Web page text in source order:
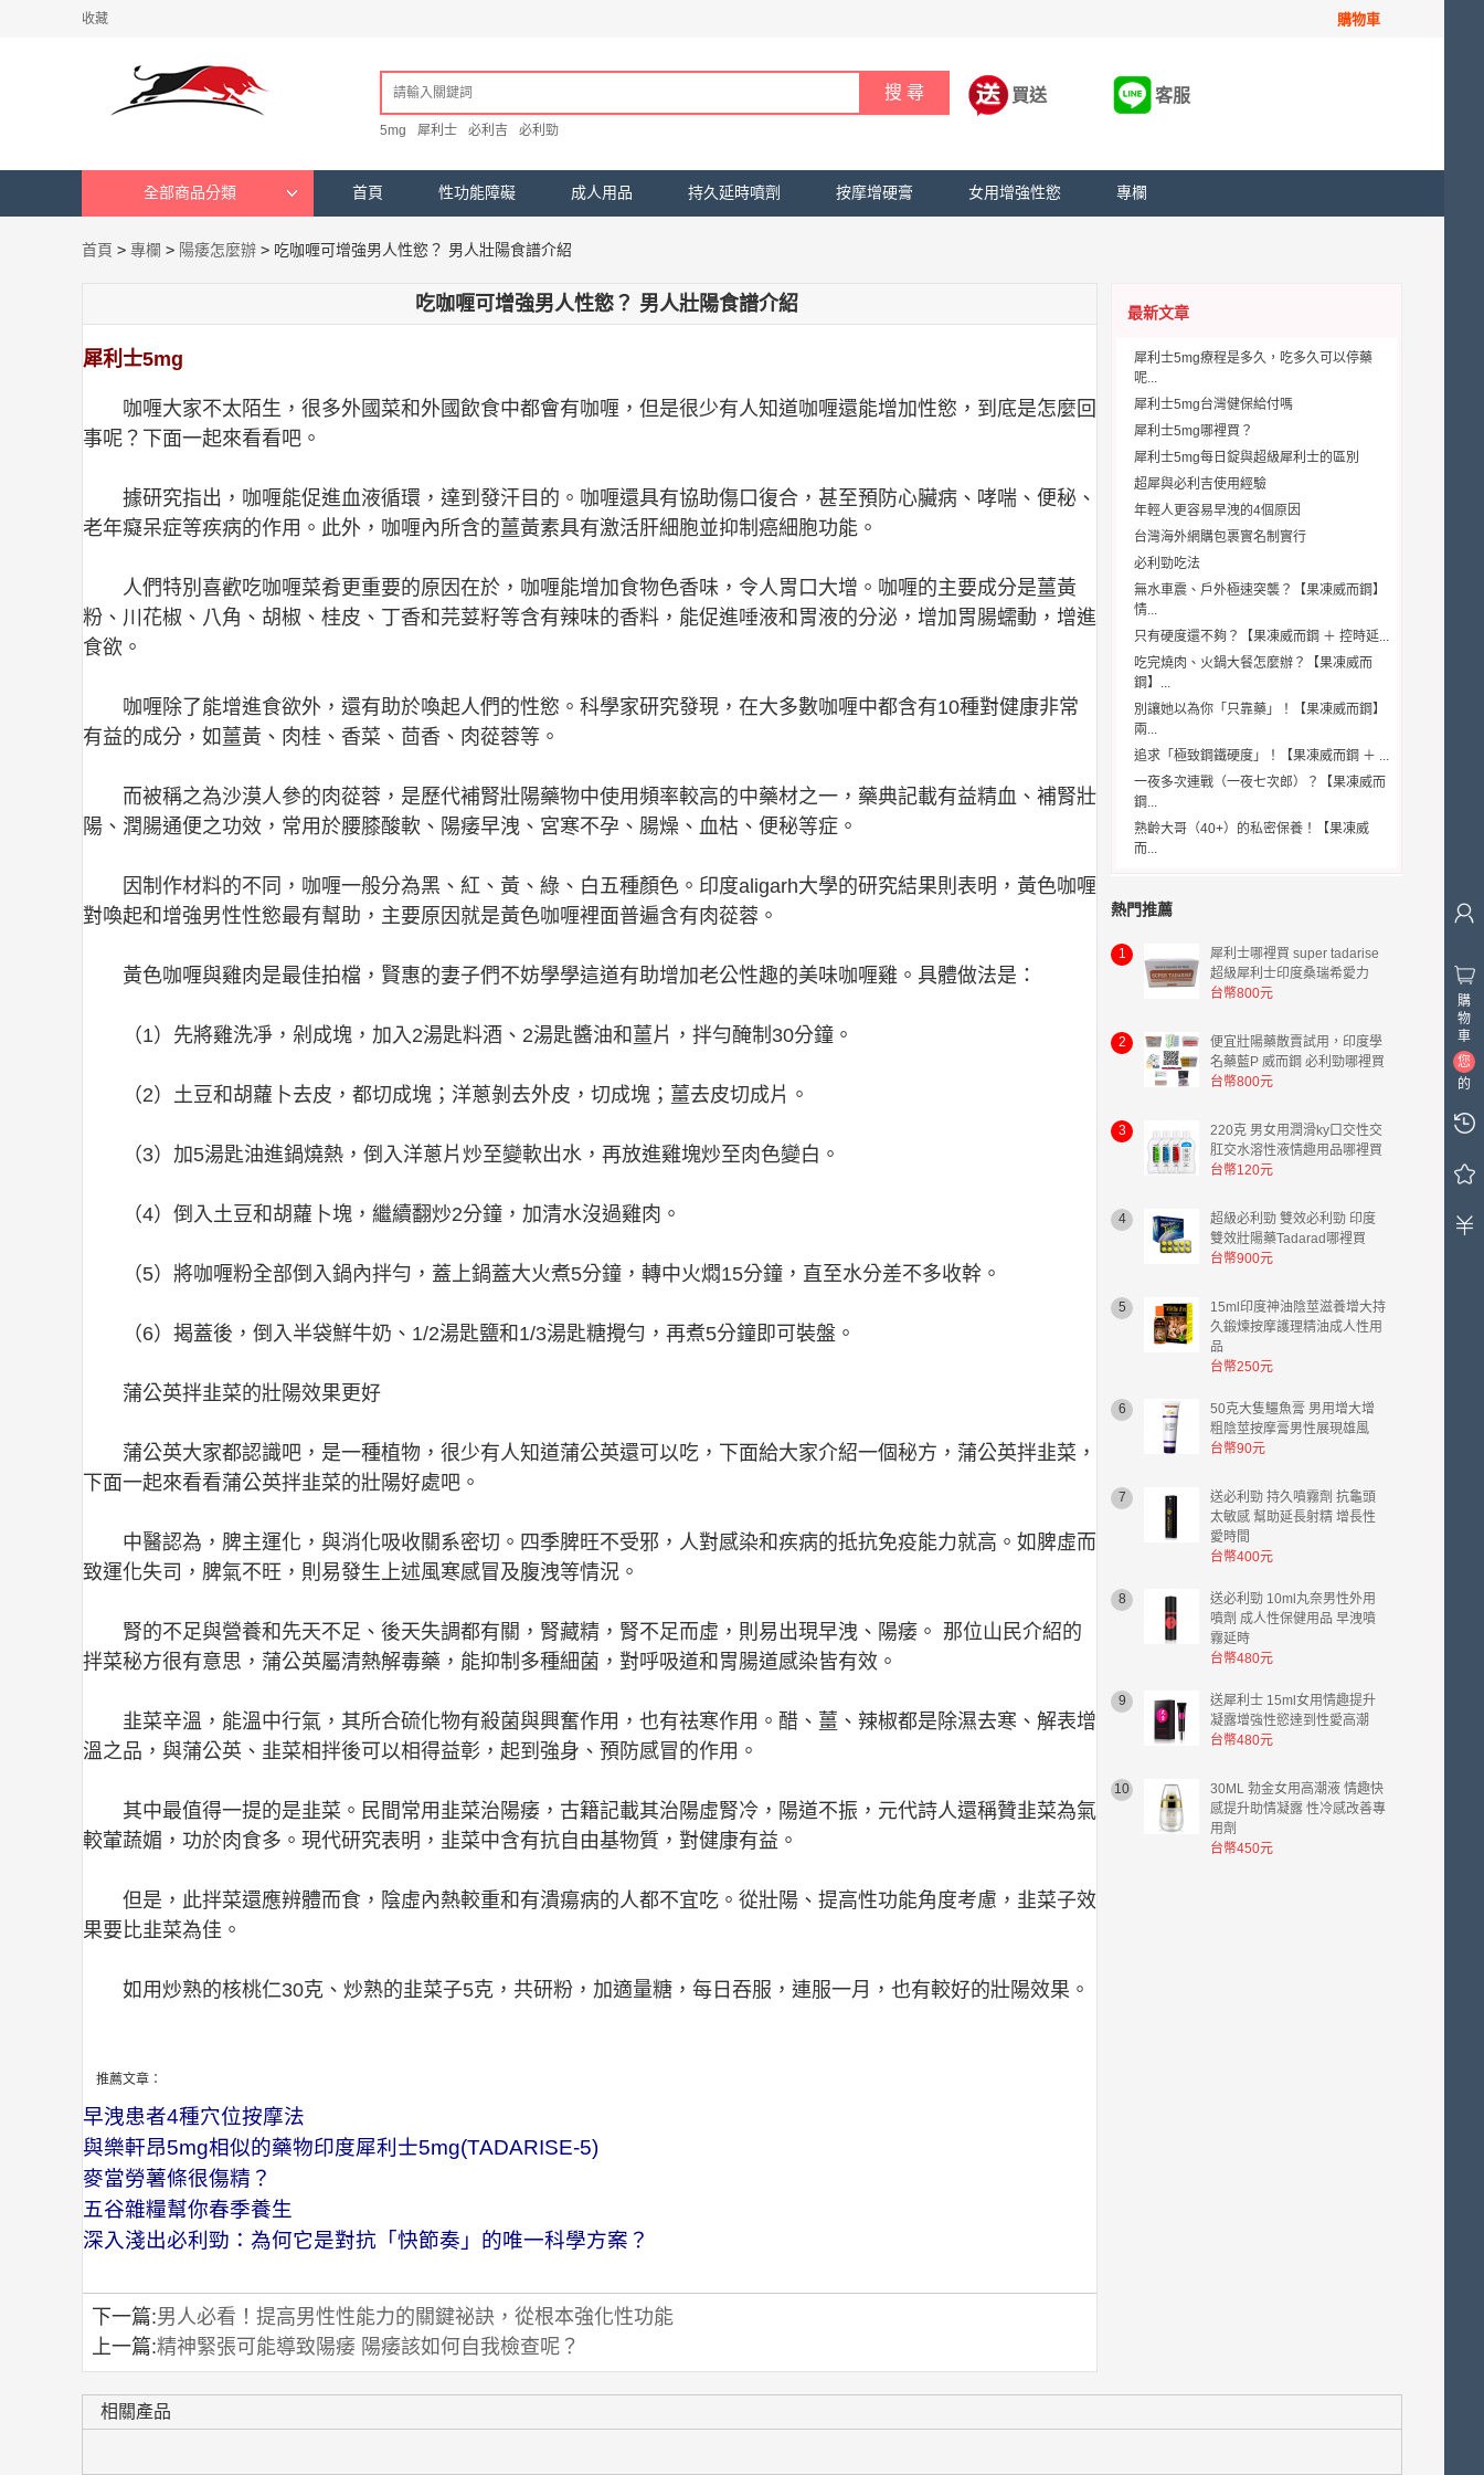
收藏 購物車
5mg 犀利士 必利吉 必利勁
買送 客服
全部商品分類 首頁 性功能障礙 成人用品 持久延時噴劑 按摩增硬膏 女用增強性慾 專欄
首頁 > 專欄 > 陽痿怎麼辦 > 吃咖喱可增強男人性慾？ 男人壯陽食譜介紹
吃咖喱可增強男人性慾？ 男人壯陽食譜介紹
犀利士5mg
咖喱大家不太陌生，很多外國菜和外國飲食中都會有咖喱，但是很少有人知道咖喱還能增加性慾，到底是怎麼回
事呢？下面一起來看看吧。
據研究指出，咖喱能促進血液循環，達到發汗目的。咖喱還具有協助傷口復合，甚至預防心臟病、哮喘、便秘、
老年癡呆症等疾病的作用。此外，咖喱內所含的薑黃素具有激活肝細胞並抑制癌細胞功能。
人們特別喜歡吃咖喱菜肴更重要的原因在於，咖喱能增加食物色香味，令人胃口大增。咖喱的主要成分是薑黃
粉、川花椒、八角、胡椒、桂皮、丁香和芫荽籽等含有辣味的香料，能促進唾液和胃液的分泌，增加胃腸蠕動，增進
食欲。
咖喱除了能增進食欲外，還有助於喚起人們的性慾。科學家研究發現，在大多數咖喱中都含有10種對健康非常
有益的成分，如薑黃、肉桂、香菜、茴香、肉蓯蓉等。
而被稱之為沙漠人參的肉蓯蓉，是歷代補腎壯陽藥物中使用頻率較高的中藥材之一，藥典記載有益精血、補腎壯
陽、潤腸通便之功效，常用於腰膝酸軟、陽痿早洩、宮寒不孕、腸燥、血枯、便秘等症。
因制作材料的不同，咖喱一般分為黑、紅、黃、綠、白五種顏色。印度aligarh大學的研究結果則表明，黃色咖喱
對喚起和增強男性性慾最有幫助，主要原因就是黃色咖喱裡面普遍含有肉蓯蓉。
黃色咖喱與雞肉是最佳拍檔，賢惠的妻子們不妨學學這道有助增加老公性趣的美味咖喱雞。具體做法是：
（1）先將雞洗凈，剁成塊，加入2湯匙料酒、2湯匙醬油和薑片，拌勻醃制30分鐘。
（2）土豆和胡蘿卜去皮，都切成塊；洋蔥剝去外皮，切成塊；薑去皮切成片。
（3）加5湯匙油進鍋燒熱，倒入洋蔥片炒至變軟出水，再放進雞塊炒至肉色變白。
（4）倒入土豆和胡蘿卜塊，繼續翻炒2分鐘，加清水沒過雞肉。
（5）將咖喱粉全部倒入鍋內拌勻，蓋上鍋蓋大火煮5分鐘，轉中火燜15分鐘，直至水分差不多收幹。
（6）揭蓋後，倒入半袋鮮牛奶、1/2湯匙鹽和1/3湯匙糖攪勻，再煮5分鐘即可裝盤。
蒲公英拌韭菜的壯陽效果更好
蒲公英大家都認識吧，是一種植物，很少有人知道蒲公英還可以吃，下面給大家介紹一個秘方，蒲公英拌韭菜，
下面一起來看看蒲公英拌韭菜的壯陽好處吧。
中醫認為，脾主運化，與消化吸收關系密切。四季脾旺不受邪，人對感染和疾病的抵抗免疫能力就高。如脾虛而
致運化失司，脾氣不旺，則易發生上述風寒感冒及腹洩等情況。
腎的不足與營養和先天不足、後天失調都有關，腎藏精，腎不足而虛，則易出現早洩、陽痿。 那位山民介紹的
拌菜秘方很有意思，蒲公英屬清熱解毒藥，能抑制多種細菌，對呼吸道和胃腸道感染皆有效。
韭菜辛溫，能溫中行氣，其所合硫化物有殺菌與興奮作用，也有祛寒作用。醋、薑、辣椒都是除濕去寒、解表增
溫之品，與蒲公英、韭菜相拌後可以相得益彰，起到強身、預防感冒的作用。
其中最值得一提的是韭菜。民間常用韭菜治陽痿，古籍記載其治陽虛腎冷，陽道不振，元代詩人還稱贊韭菜為氣
較葷蔬媚，功於肉食多。現代研究表明，韭菜中含有抗自由基物質，對健康有益。
但是，此拌菜還應辨體而食，陰虛內熱較重和有潰瘍病的人都不宜吃。從壯陽、提高性功能角度考慮，韭菜子效
果要比韭菜為佳。
如用炒熟的核桃仁30克、炒熟的韭菜子5克，共研粉，加適量糖，每日吞服，連服一月，也有較好的壯陽效果。
推薦文章：
早洩患者4種穴位按摩法
與樂軒昂5mg相似的藥物印度犀利士5mg(TADARISE-5)
麥當勞薯條很傷精？
五谷雜糧幫你春季養生
深入淺出必利勁：為何它是對抗「快節奏」的唯一科學方案？
下一篇:男人必看！提高男性性能力的關鍵祕訣，從根本強化性功能
上一篇:精神緊張可能導致陽痿 陽痿該如何自我檢查呢？
最新文章
犀利士5mg療程是多久，吃多久可以停藥
呢...
犀利士5mg台灣健保給付嗎
犀利士5mg哪裡買？
犀利士5mg每日錠與超級犀利士的區別
超犀與必利吉使用經驗
年輕人更容易早洩的4個原因
台灣海外網購包裹實名制實行
必利勁吃法
無水車震、戶外極速突襲？【果凍威而鋼】
情...
只有硬度還不夠？【果凍威而鋼 ＋ 控時延...
吃完燒肉、火鍋大餐怎麼辦？【果凍威而
鋼】...
別讓她以為你「只靠藥」！【果凍威而鋼】
兩...
追求「極致鋼鐵硬度」！【果凍威而鋼 ＋ ...
一夜多次連戰（一夜七次郎）？【果凍威而
鋼...
熟齡大哥（40+）的私密保養！【果凍威
而...
熱門推薦
1
犀利士哪裡買 super tadarise
超級犀利士印度桑瑞希愛力
台幣800元
2
便宜壯陽藥散賣試用，印度學
名藥藍P 威而鋼 必利勁哪裡買
台幣800元
3
220克 男女用潤滑ky口交性交
肛交水溶性液情趣用品哪裡買
台幣120元
4
超級必利勁 雙效必利勁 印度
雙效壯陽藥Tadarad哪裡買
台幣900元
5
15ml印度神油陰莖滋養增大持
久鍛煉按摩護理精油成人性用
品
台幣250元
6
50克大隻鱷魚膏 男用增大增
粗陰莖按摩膏男性展現雄風
台幣90元
7
送必利勁 持久噴霧劑 抗龜頭
太敏感 幫助延長射精 增長性
愛時間
台幣400元
8
送必利勁 10ml丸奈男性外用
噴劑 成人性保健用品 早洩噴
霧延時
台幣480元
9
送犀利士 15ml女用情趣提升
凝露增強性慾達到性愛高潮
台幣480元
10
30ML 勃金女用高潮液 情趣快
感提升助情凝露 性冷感改善專
用劑
台幣450元
相關產品
購
物
車
您
的
物
中
0
件